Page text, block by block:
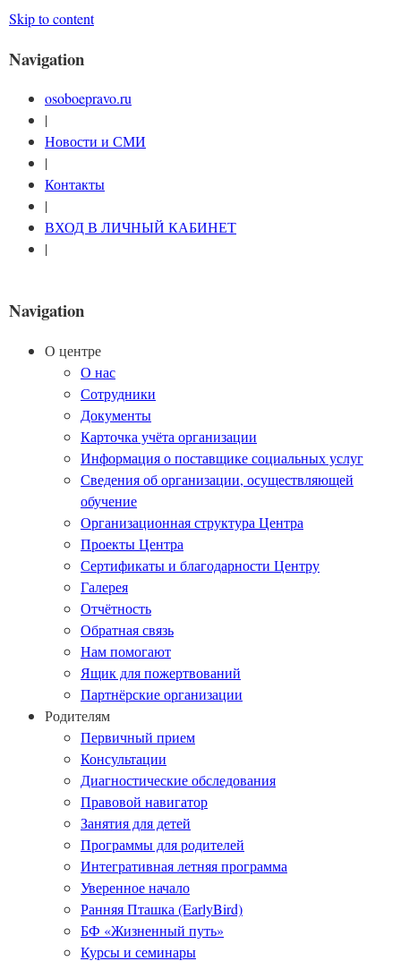
Skip to content
Navigation
osoboepravo.ru
|
Новости и СМИ
|
Контакты
|
ВХОД В ЛИЧНЫЙ КАБИНЕТ
|
Navigation
О центре
О нас
Сотрудники
Документы
Карточка учёта организации
Информация о поставщике социальных услуг
Сведения об организации, осуществляющей
обучение
Организационная структура Центра
Проекты Центра
Сертификаты и благодарности Центру
Галерея
Отчётность
Обратная связь
Нам помогают
Ящик для пожертвований
Партнёрские организации
Родителям
Первичный прием
Консультации
Диагностические обследования
Правовой навигатор
Занятия для детей
Программы для родителей
Интегративная летняя программа
Уверенное начало
Ранняя Пташка (EarlyBird)
БФ «Жизненный путь»
Курсы и семинары